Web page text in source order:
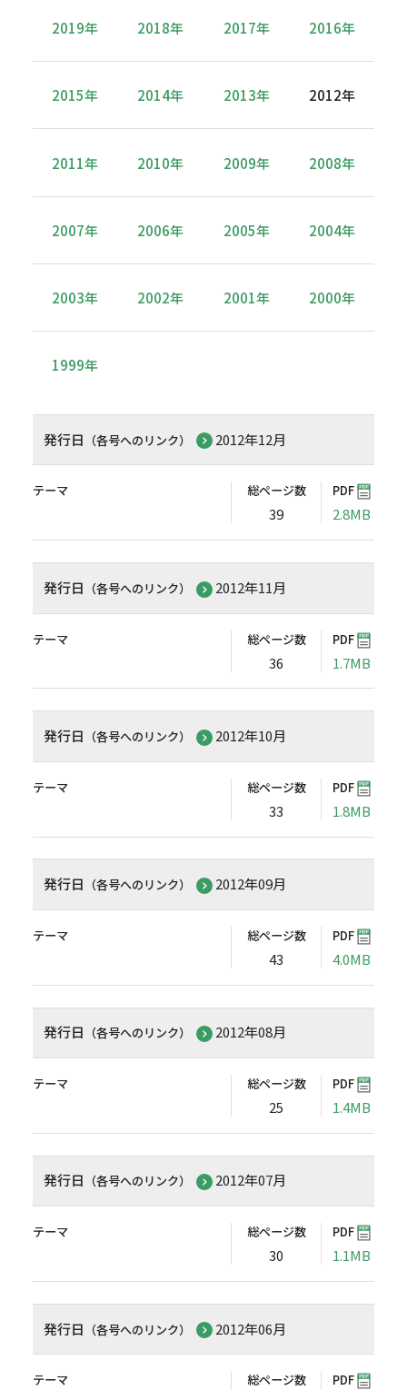
2019年 2018年 2017年 2016年
2015年 2014年 2013年 2012年
2011年 2010年 2009年 2008年
2007年 2006年 2005年 2004年
2003年 2002年 2001年 2000年
1999年
発行日 （各号へのリンク） 2012年12月
テーマ 総ページ数
39
PDF
2.8MB
発行日 （各号へのリンク） 2012年11月
テーマ 総ページ数
36
PDF
1.7MB
発行日 （各号へのリンク） 2012年10月
テーマ 総ページ数
33
PDF
1.8MB
発行日 （各号へのリンク） 2012年09月
テーマ 総ページ数
43
PDF
4.0MB
発行日 （各号へのリンク） 2012年08月
テーマ 総ページ数
25
PDF
1.4MB
発行日 （各号へのリンク） 2012年07月
テーマ 総ページ数
30
PDF
1.1MB
発行日 （各号へのリンク） 2012年06月
テーマ 総ページ数 PDF